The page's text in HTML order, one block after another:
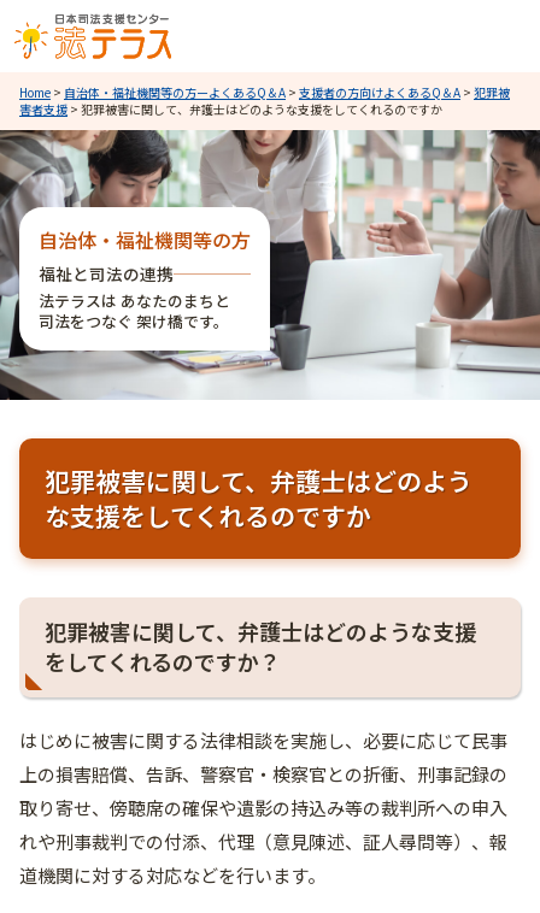
Home > 自治体・福祉機関等の方ーよくあるQ＆A > 支援者の方向けよくあるQ＆A > 犯罪被
害者支援 > 犯罪被害に関して、弁護士はどのような支援をしてくれるのですか
自治体・福祉機関等の方
福祉と司法の連携
法テラスは あなたのまちと
司法をつなぐ 架け橋です。
犯罪被害に関して、弁護士はどのよう
な支援をしてくれるのですか
犯罪被害に関して、弁護士はどのような支援
をしてくれるのですか？
はじめに被害に関する法律相談を実施し、必要に応じて民事
上の損害賠償、告訴、警察官・検察官との折衝、刑事記録の
取り寄せ、傍聴席の確保や遺影の持込み等の裁判所への申入
れや刑事裁判での付添、代理（意見陳述、証人尋問等）、報
道機関に対する対応などを行います。